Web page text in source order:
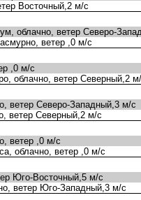
Восточный,2 м/с
облачно, ветер Северо-
ветер ,0 м/с
,0 м/с
облачно, ветер Северный,2
ветер Северо-Западный,3 м/с
ветер Северный,2 м/с
ветер ,0 м/с
облачно, ветер ,0 м/с
Юго-Восточный,5 м/с
ветер Юго-Западный,3 м/с